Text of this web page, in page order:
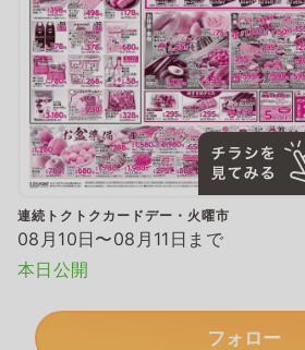
連続トクトクカードデー・火曜市
08月10日〜08月11日まで
本日公開
フォロー